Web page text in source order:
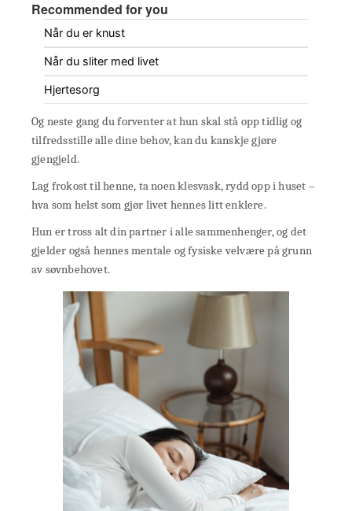
Recommended for you
Når du er knust
Når du sliter med livet
Hjertesorg
Og neste gang du forventer at hun skal stå opp tidlig og
tilfredsstille alle dine behov, kan du kanskje gjøre
gjengjeld.
Lag frokost til henne, ta noen klesvask, rydd opp i huset –
hva som helst som gjør livet hennes litt enklere.
Hun er tross alt din partner i alle sammenhenger, og det
gjelder også hennes mentale og fysiske velvære på grunn
av søvnbehovet.